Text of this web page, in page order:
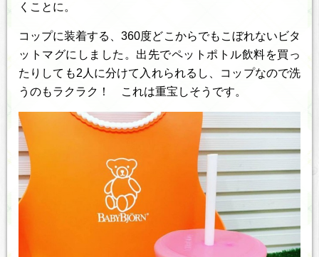
くことに。
コップに装着する、360度どこからでもこぼれないビタ
ットマグにしました。出先でペットポトル飲料を買っ
たりしても2人に分けて入れられるし、コップなので洗
うのもラクラク！ これは重宝しそうです。